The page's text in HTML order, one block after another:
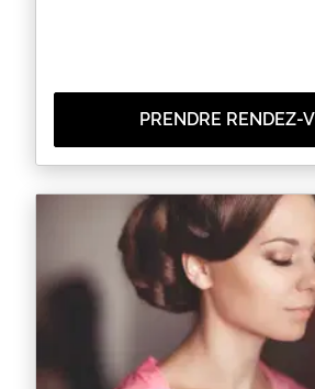
PRENDRE RENDEZ-